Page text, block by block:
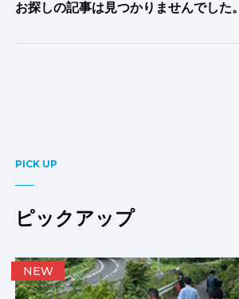
お探しの記事は見つかりませんでした。
PICK UP
ピックアップ
NEW